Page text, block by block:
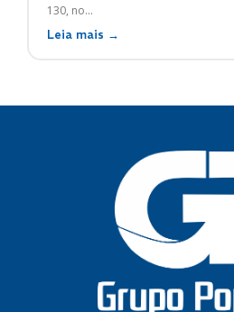
130, no...
Leia mais →